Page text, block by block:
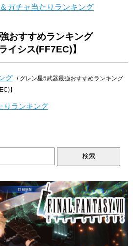
ガチャ当たりランキング
おすすめランキング
イシス(FF7EC)】
グ / グレン星5武器最強おすすめランキング
】
りランキング